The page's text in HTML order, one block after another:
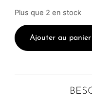
Plus que 2 en stock
Ajouter au panier